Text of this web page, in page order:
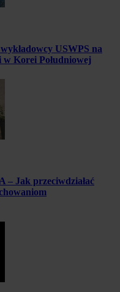
USWPS na
Korei Południowej
– Jak przeciwdziałać